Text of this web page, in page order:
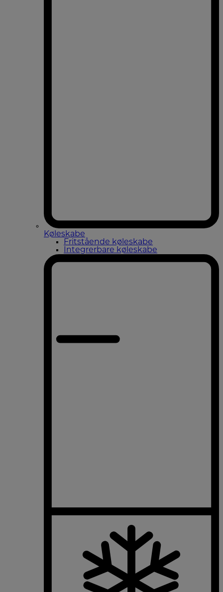
Køleskabe
Fritstående køleskabe
Integrerbare køleskabe